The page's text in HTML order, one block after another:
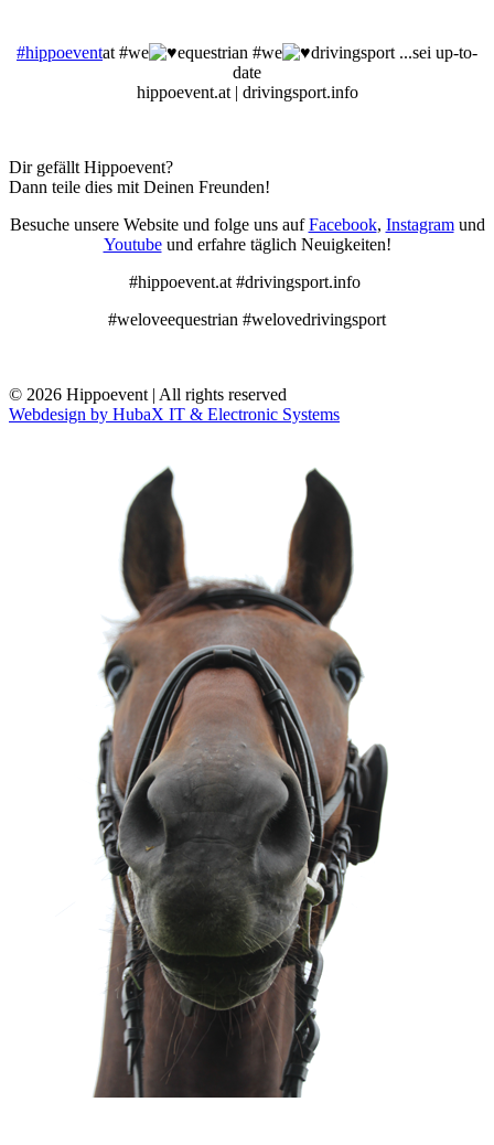
#hippoeventat #we equestrian #we
drivingsport ...sei up-to-
date
hippoevent.at | drivingsport.info
Dir gefällt Hippoevent?
Dann teile dies mit Deinen Freunden!
Besuche unsere Website und folge uns aufFacebook, Instagramund
Youtubeund erfahre täglich Neuigkeiten!
#hippoevent.at #drivingsport.info
#weloveequestrian #welovedrivingsport
© 2026 Hippoevent | All rights reserved
Webdesign by HubaX IT & Electronic Systems